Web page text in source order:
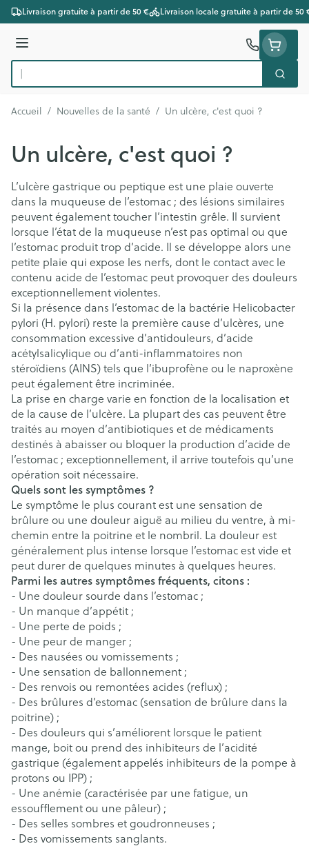
Aller au contenu
Livraison gratuite à partir de 50 € Livraison locale gratuite à partir de 50
Menu
Rechercher
Accueil / Nouvelles de la santé / Un ulcère, c'est quoi ?
Un ulcère, c'est quoi ?
L’ulcère gastrique ou peptique est une plaie ouverte
dans la muqueuse de l’estomac ; des lésions similaires
peuvent également toucher l’intestin grêle. Il survient
lorsque l’état de la muqueuse n’est pas optimal ou que
l’estomac produit trop d’acide. Il se développe alors une
petite plaie qui expose les nerfs, dont le contact avec le
contenu acide de l’estomac peut provoquer des douleurs
exceptionnellement violentes.
Si la présence dans l’estomac de la bactérie Helicobacter
pylori (H. pylori) reste la première cause d’ulcères, une
consommation excessive d’antidouleurs, d’acide
acétylsalicylique ou d’anti-inflammatoires non
stéroïdiens (AINS) tels que l’ibuprofène ou le naproxène
peut également être incriminée.
La prise en charge varie en fonction de la localisation et
de la cause de l’ulcère. La plupart des cas peuvent être
traités au moyen d’antibiotiques et de médicaments
destinés à abaisser ou bloquer la production d’acide de
l’estomac ; exceptionnellement, il arrive toutefois qu’une
opération soit nécessaire.
Quels sont les symptômes ?
Le symptôme le plus courant est une sensation de
brûlure ou une douleur aiguë au milieu du ventre, à mi-
chemin entre la poitrine et le nombril. La douleur est
généralement plus intense lorsque l’estomac est vide et
peut durer de quelques minutes à quelques heures.
Parmi les autres symptômes fréquents, citons :
- Une douleur sourde dans l’estomac ;
- Un manque d’appétit ;
- Une perte de poids ;
- Une peur de manger ;
- Des nausées ou vomissements ;
- Une sensation de ballonnement ;
- Des renvois ou remontées acides (reflux) ;
- Des brûlures d’estomac (sensation de brûlure dans la
poitrine) ;
- Des douleurs qui s’améliorent lorsque le patient
mange, boit ou prend des inhibiteurs de l’acidité
gastrique (également appelés inhibiteurs de la pompe à
protons ou IPP) ;
- Une anémie (caractérisée par une fatigue, un
essoufflement ou une pâleur) ;
- Des selles sombres et goudronneuses ;
- Des vomissements sanglants.